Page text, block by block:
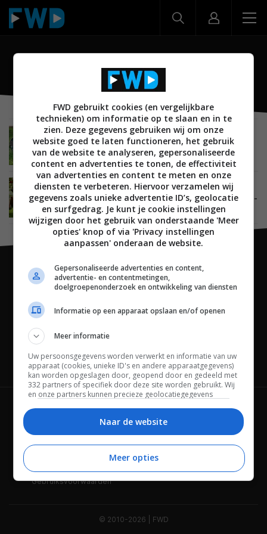
Sileno
REVIEWS SMARTHOME TUIN EN TERRAS 30 APRIL 2022
Review: Gardena Sileno City robotmaaier
SMARTHOME 23 APRIL 2020
Gardena brengt software-update uit voor Sileno-
grasmaaiers
Channels
Wie is FWD Privacybeleid
Adverteren Contact
Gebruiksvoorwaarden
© 2010-2026 | FWD
FWD gebruikt cookies (en vergelijkbare
technieken) om informatie op te slaan en in te
zien. Deze gegevens gebruiken wij om onze
website goed te laten functioneren, het gebruik
van de website te analyseren, gepersonaliseerde
content en advertenties te tonen, de effectiviteit
van advertenties en content te meten en onze
diensten te verbeteren. Hiervoor verzamelen wij
gegevens zoals unieke advertentie ID’s, geolocatie
en surfgedrag. Je kunt je cookie instellingen
wijzigen door het gebruik van onderstaande 'Meer
opties' knop of via 'Privacy instellingen
aanpassen' onderaan de website.
Gepersonaliseerde advertenties en content,
advertentie- en contentmetingen,
doelgroepenonderzoek en ontwikkeling van diensten
Informatie op een apparaat opslaan en/of openen
Meer informatie
Uw persoonsgegevens worden verwerkt en informatie van uw
apparaat (cookies, unieke ID's en andere apparaatgegevens)
kan worden opgeslagen door, geopend door en gedeeld met
332 partners of specifiek door deze site worden gebruikt. Wij
en onze partners kunnen precieze geolocatiegegevens
Bepaalde leveranciers kunnen uw persoonsgegevens
beheren. Zoek onderaan deze pagina of in het sitemenu naar
een link om uw toestemming te beheren of in te trekken via de
privacy- en cookie-instellingen.
Naar de website
Meer opties